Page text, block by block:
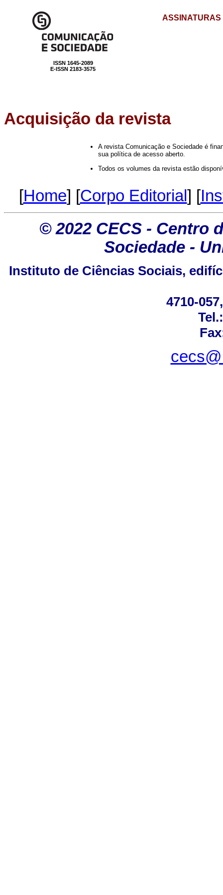
ISSN 1645-2089
E-ISSN 2183-3575
ASSINATURAS
Acquisição da revista
A revista Comunicação e Sociedade é
sua política de acesso aberto.
Todos os volumes da revista estão
[Home] [Corpo Editorial] [
© 2022 CECS - Centro
Sociedade -
Instituto de Ciências Sociais,
4710-